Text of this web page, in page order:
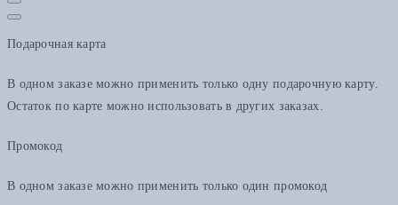
Подарочная карта
В одном заказе можно применить только одну подарочную карту.
Остаток по карте можно использовать в других заказах.
Промокод
В одном заказе можно применить только один промокод